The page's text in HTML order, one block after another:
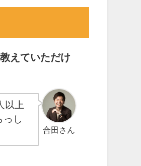
えていただけ
合田さん
以上
っし